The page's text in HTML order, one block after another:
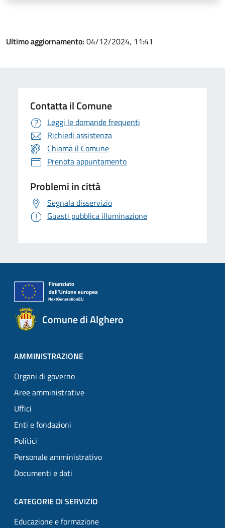
Ultimo aggiornamento: 04/12/2024, 11:41
Contatta il Comune
Leggi le domande frequenti
Richiedi assistenza
Chiama il Comune
Prenota appuntamento
Problemi in città
Segnala disservizio
Guasti pubblica illuminazione
Comune di Alghero
AMMINISTRAZIONE
Organi di governo
Aree amministrative
Uffici
Enti e fondazioni
Politici
Personale amministrativo
Documenti e dati
CATEGORIE DI SERVIZIO
Educazione e formazione